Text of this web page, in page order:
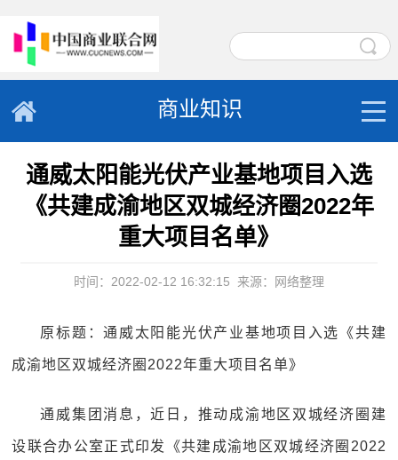
商业知识
通威太阳能光伏产业基地项目入选
《共建成渝地区双城经济圈2022年
重大项目名单》
时间：2022-02-12 16:32:15 来源：网络整理
原标题：通威太阳能光伏产业基地项目入选《共建
成渝地区双城经济圈2022年重大项目名单》
通威集团消息，近日，推动成渝地区双城经济圈建
设联合办公室正式印发《共建成渝地区双城经济圈2022